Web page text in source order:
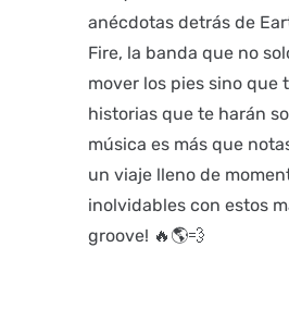
anécdotas detrás de
Fire, la banda que no
mover los pies sino que
historias que te harán
música es más que
un viaje lleno de
inolvidables con estos
groove! 🔥🌎💨